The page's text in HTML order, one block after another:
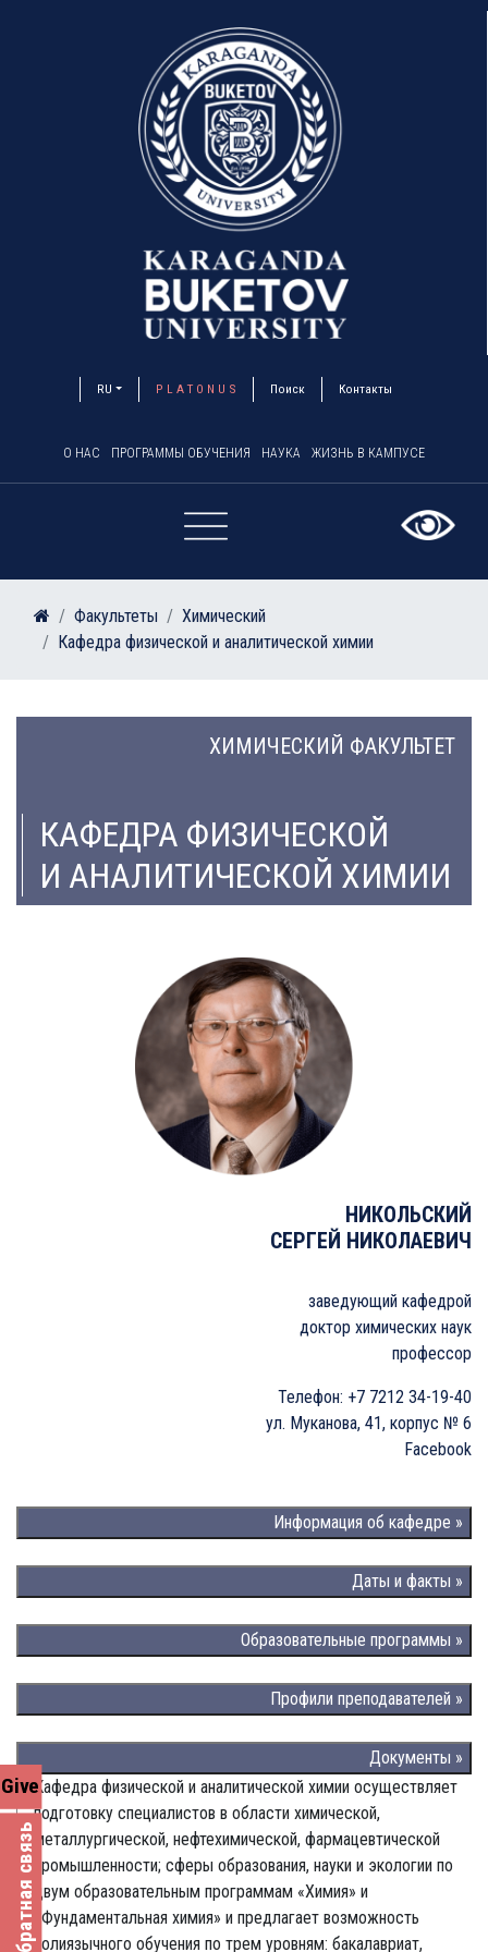
RU P L A T O N U S Поиск Контакты
Обратная связь
Give
О НАС ПРОГРАММЫ ОБУЧЕНИЯ НАУКА ЖИЗНЬ В КАМПУСЕ
Факультеты
Химический
Кафедра физической и аналитической химии
ХИМИЧЕСКИЙ ФАКУЛЬТЕТ
КАФЕДРА ФИЗИЧЕСКОЙ
И АНАЛИТИЧЕСКОЙ ХИМИИ
НИКОЛЬСКИЙ
СЕРГЕЙ НИКОЛАЕВИЧ
заведующий кафедрой
доктор химических наук
профессор
Телефон: +7 7212 34-19-40
ул. Муканова, 41, корпус № 6
Facebook
Информация об кафедре »
Даты и факты »
Образовательные программы »
Профили преподавателей »
Документы »
Кафедра физической и аналитической химии осуществляет
подготовку специалистов в области химической,
металлургической, нефтехимической, фармацевтической
промышленности; сферы образования, науки и экологии по
двум образовательным программам «Химия» и
«Фундаментальная химия» и предлагает возможность
полиязычного обучения по трем уровням: бакалавриат,